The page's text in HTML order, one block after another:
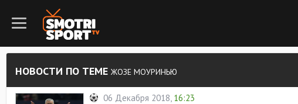
НОВОСТИ ПО ТЕМЕ ЖОЗЕ МОУРИНЬЮ
06 Декабря 2018, 16:23